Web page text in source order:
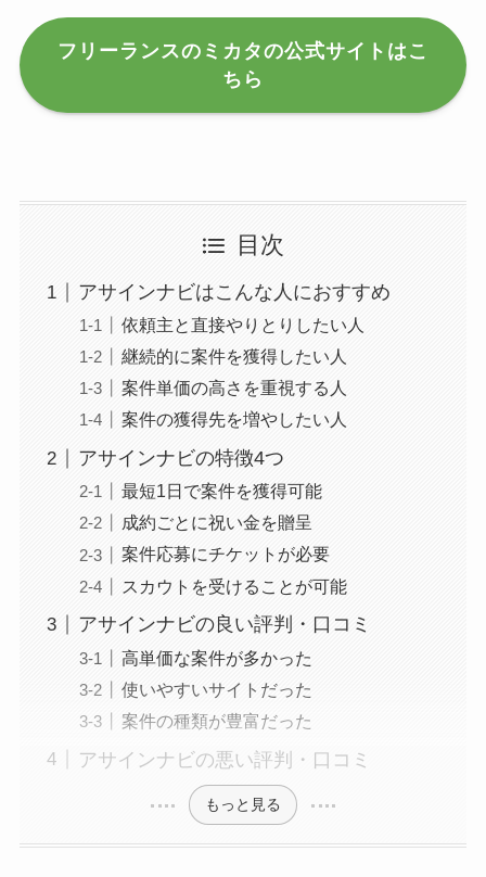
フリーランスのミカタの公式サイトはこ
ちら
目次
アサインナビはこんな人におすすめ
依頼主と直接やりとりしたい人
継続的に案件を獲得したい人
案件単価の高さを重視する人
案件の獲得先を増やしたい人
アサインナビの特徴4つ
最短1日で案件を獲得可能
成約ごとに祝い金を贈呈
案件応募にチケットが必要
スカウトを受けることが可能
アサインナビの良い評判・口コミ
高単価な案件が多かった
使いやすいサイトだった
案件の種類が豊富だった
アサインナビの悪い評判・口コミ
もっと見る